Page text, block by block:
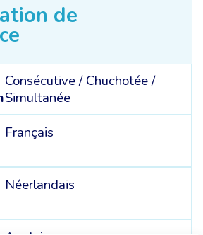
de
Consécutive/Chuchotée/
Simultanée
Français
Néerlandais